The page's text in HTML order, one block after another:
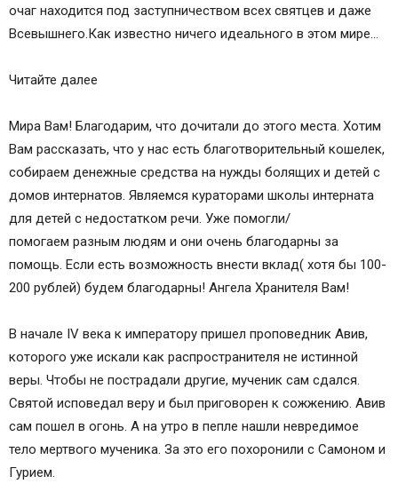
Молитва мученикам Гурию, Самону и Авиву о
сохранении семьи
очаг находится под заступничеством всех святцев и даже
Всевышнего.Как известно ничего идеального в этом мире…
Читайте далее
Мира Вам! Благодарим, что дочитали до этого места. Хотим
Вам рассказать, что у нас есть благотворительный кошелек,
собираем денежные средства на нужды болящих и детей с
домов интернатов. Являемся кураторами школы интерната
для детей с недостатком речи. Уже помогли/
помогаем разным людям и они очень благодарны за
помощь. Если есть возможность внести вклад( хотя бы 100-
200 рублей) будем благодарны! Ангела Хранителя Вам!
В начале IV века к императору пришел проповедник Авив,
которого уже искали как распространителя не истинной
веры. Чтобы не пострадали другие, мученик сам сдался.
Святой исповедал веру и был приговорен к сожжению. Авив
сам пошел в огонь. А на утро в пепле нашли невредимое
тело мертвого мученика. За это его похоронили с Самоном и
Гурием.